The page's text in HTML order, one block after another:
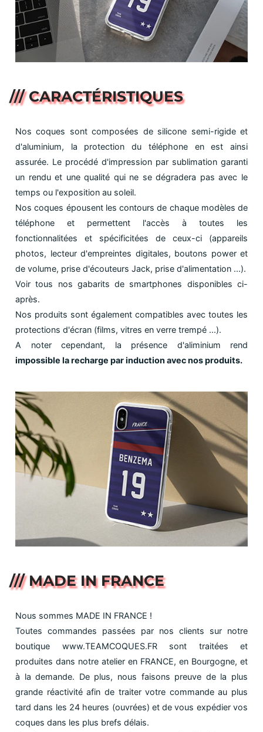
/// CARACTÉRISTIQUES
Nos coques sont composées de silicone semi-rigide et
d'aluminium, la protection du téléphone en est ainsi
assurée. Le procédé d'impression par sublimation garanti
un rendu et une qualité qui ne se dégradera pas avec le
temps ou l'exposition au soleil.
Nos coques épousent les contours de chaque modèles de
téléphone et permettent l'accès à toutes les
fonctionnalitées et spécificitées de ceux-ci (appareils
photos, lecteur d'empreintes digitales, boutons power et
de volume, prise d'écouteurs Jack, prise d'alimentation ...).
Voir tous nos gabarits de smartphones disponibles ci-
après.
Nos produits sont également compatibles avec toutes les
protections d'écran (films, vitres en verre trempé ...).
A noter cependant, la présence d'aliminium rend
impossible la recharge par induction avec nos produits.
/// MADE IN FRANCE
Nous sommes MADE IN FRANCE !
Toutes commandes passées par nos clients sur notre
boutique www.TEAMCOQUES.FR sont traitées et
produites dans notre atelier en FRANCE, en Bourgogne, et
à la demande. De plus, nous faisons preuve de la plus
grande réactivité afin de traiter votre commande au plus
tard dans les 24 heures (ouvrées) et de vous expédier vos
coques dans les plus brefs délais.